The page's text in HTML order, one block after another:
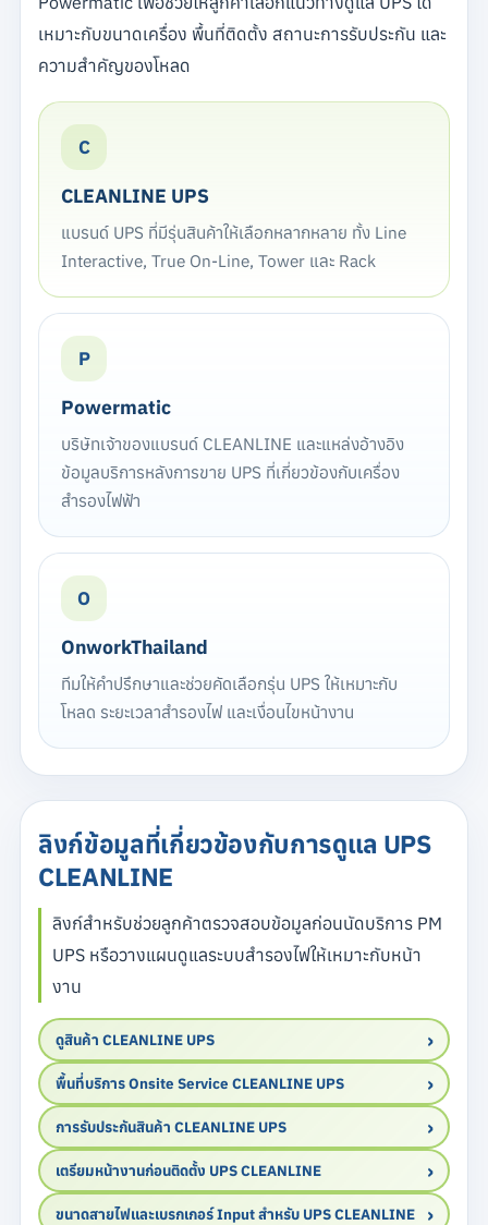
เหมาะกับขนาดเครื่อง พื้นที่ติดตั้ง สถานะการรับประกัน และ
ความสำคัญของโหลด
C
CLEANLINE UPS
แบรนด์ UPS ที่มีรุ่นสินค้าให้เลือกหลากหลาย ทั้ง Line
Interactive, True On-Line, Tower และ Rack
P
Powermatic
บริษัทเจ้าของแบรนด์ CLEANLINE และแหล่งอ้างอิง
ข้อมูลบริการหลังการขาย UPS ที่เกี่ยวข้องกับเครื่อง
สำรองไฟฟ้า
O
OnworkThailand
ทีมให้คำปรึกษาและช่วยคัดเลือกรุ่น UPS ให้เหมาะกับ
โหลด ระยะเวลาสำรองไฟ และเงื่อนไขหน้างาน
ลิงก์ข้อมูลที่เกี่ยวข้องกับการดูแล UPS
CLEANLINE
ลิงก์สำหรับช่วยลูกค้าตรวจสอบข้อมูลก่อนนัดบริการ PM
UPS หรือวางแผนดูแลระบบสำรองไฟให้เหมาะกับหน้า
งาน
ดูสินค้า CLEANLINE UPS
พื้นที่บริการ Onsite Service CLEANLINE UPS
การรับประกันสินค้า CLEANLINE UPS
เตรียมหน้างานก่อนติดตั้ง UPS CLEANLINE
ขนาดสายไฟและเบรกเกอร์ Input สำหรับ UPS CLEANLINE